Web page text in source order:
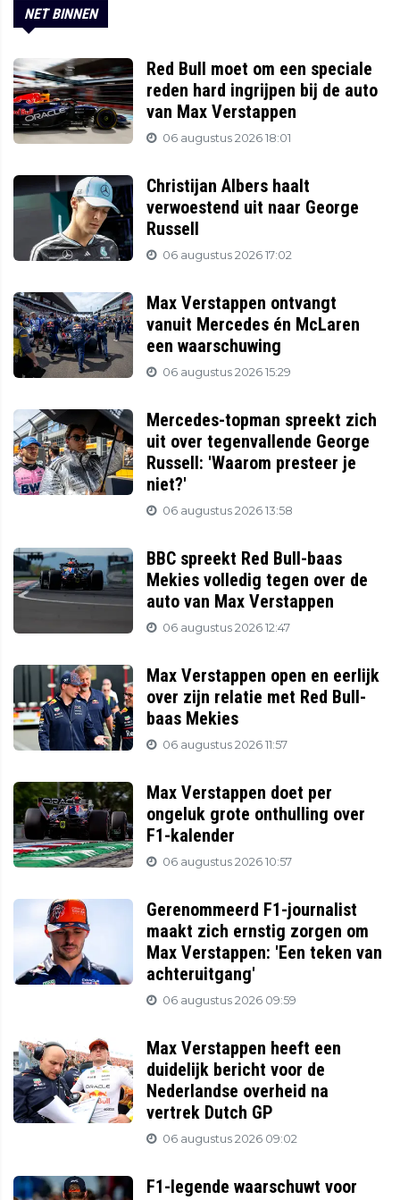
NET BINNEN
Red Bull moet om een speciale
reden hard ingrijpen bij de auto
van Max Verstappen
06 augustus 2026 18:01
Christijan Albers haalt
verwoestend uit naar George
Russell
06 augustus 2026 17:02
Max Verstappen ontvangt
vanuit Mercedes én McLaren
een waarschuwing
06 augustus 2026 15:29
Mercedes-topman spreekt zich
uit over tegenvallende George
Russell: 'Waarom presteer je
niet?'
06 augustus 2026 13:58
BBC spreekt Red Bull-baas
Mekies volledig tegen over de
auto van Max Verstappen
06 augustus 2026 12:47
Max Verstappen open en eerlijk
over zijn relatie met Red Bull-
baas Mekies
06 augustus 2026 11:57
Max Verstappen doet per
ongeluk grote onthulling over
F1-kalender
06 augustus 2026 10:57
Gerenommeerd F1-journalist
maakt zich ernstig zorgen om
Max Verstappen: 'Een teken van
achteruitgang'
06 augustus 2026 09:59
Max Verstappen heeft een
duidelijk bericht voor de
Nederlandse overheid na
vertrek Dutch GP
06 augustus 2026 09:02
F1-legende waarschuwt voor